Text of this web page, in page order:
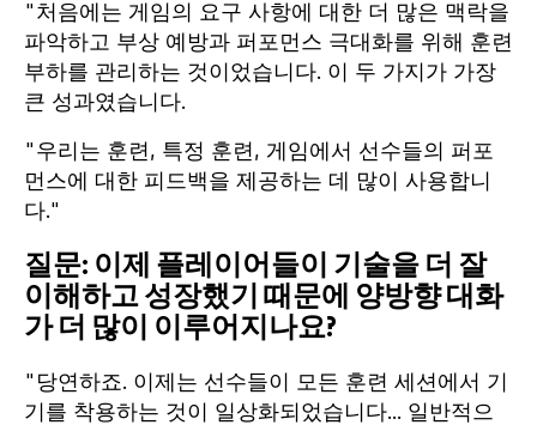
"처음에는 게임의 요구 사항에 대한 더 많은 맥락을
파악하고 부상 예방과 퍼포먼스 극대화를 위해 훈련
부하를 관리하는 것이었습니다. 이 두 가지가 가장
큰 성과였습니다.
"우리는 훈련, 특정 훈련, 게임에서 선수들의 퍼포
먼스에 대한 피드백을 제공하는 데 많이 사용합니
다."
질문: 이제 플레이어들이 기술을 더 잘
이해하고 성장했기 때문에 양방향 대화
가 더 많이 이루어지나요?
"당연하죠. 이제는 선수들이 모든 훈련 세션에서 기
기를 착용하는 것이 일상화되었습니다... 일반적으